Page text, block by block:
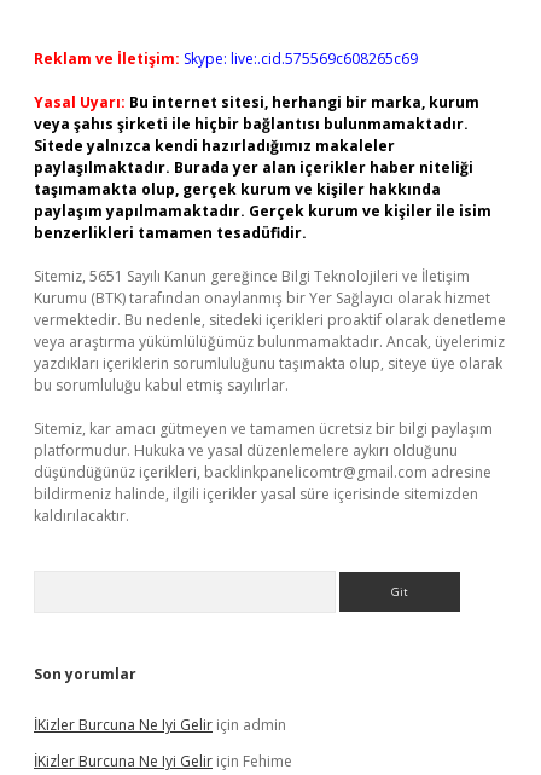
Reklam ve İletişim: Skype: live:.cid.575569c608265c69
Yasal Uyarı: Bu internet sitesi, herhangi bir marka, kurum
veya şahıs şirketi ile hiçbir bağlantısı bulunmamaktadır.
Sitede yalnızca kendi hazırladığımız makaleler
paylaşılmaktadır. Burada yer alan içerikler haber niteliği
taşımamakta olup, gerçek kurum ve kişiler hakkında
paylaşım yapılmamaktadır. Gerçek kurum ve kişiler ile isim
benzerlikleri tamamen tesadüfidir.
Sitemiz, 5651 Sayılı Kanun gereğince Bilgi Teknolojileri ve İletişim
Kurumu (BTK) tarafından onaylanmış bir Yer Sağlayıcı olarak hizmet
vermektedir. Bu nedenle, sitedeki içerikleri proaktif olarak denetleme
veya araştırma yükümlülüğümüz bulunmamaktadır. Ancak, üyelerimiz
yazdıkları içeriklerin sorumluluğunu taşımakta olup, siteye üye olarak
bu sorumluluğu kabul etmiş sayılırlar.
Sitemiz, kar amacı gütmeyen ve tamamen ücretsiz bir bilgi paylaşım
platformudur. Hukuka ve yasal düzenlemelere aykırı olduğunu
düşündüğünüz içerikleri, backlinkpanelicomtr@gmail.com adresine
bildirmeniz halinde, ilgili içerikler yasal süre içerisinde sitemizden
kaldırılacaktır.
Son yorumlar
İKizler Burcuna Ne Iyi Gelir için admin
İKizler Burcuna Ne Iyi Gelir için Fehime